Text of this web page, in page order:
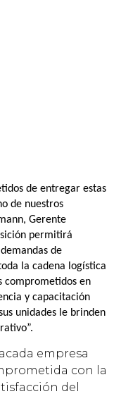
de entregar estas
de nuestros
Gerente
permitirá
de
la cadena logística
comprometidos en
y capacitación
unidades le brinden
empresa
con la
del